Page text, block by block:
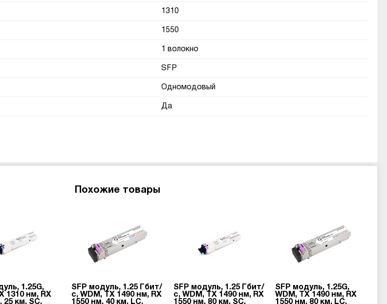
1310
1550
1 волокно
SFP
Одномодовый
Да
Похожие товары
1.25G,
1310 нм, RX
25 км, SC,
SFP модуль, 1.25 Гбит/
с, WDM, TX 1490 нм, RX
1550 нм, 40 км, LC,
SFP модуль, 1.25 Гбит/
с, WDM, TX 1490 нм, RX
1550 нм, 80 км, SC,
SFP модуль, 1.25G,
WDM, TX 1490 нм, RX
1550 нм, 80 км, LC,